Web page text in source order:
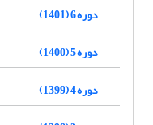
دوره 6 (1401)
دوره 5 (1400)
دوره 4 (1399)